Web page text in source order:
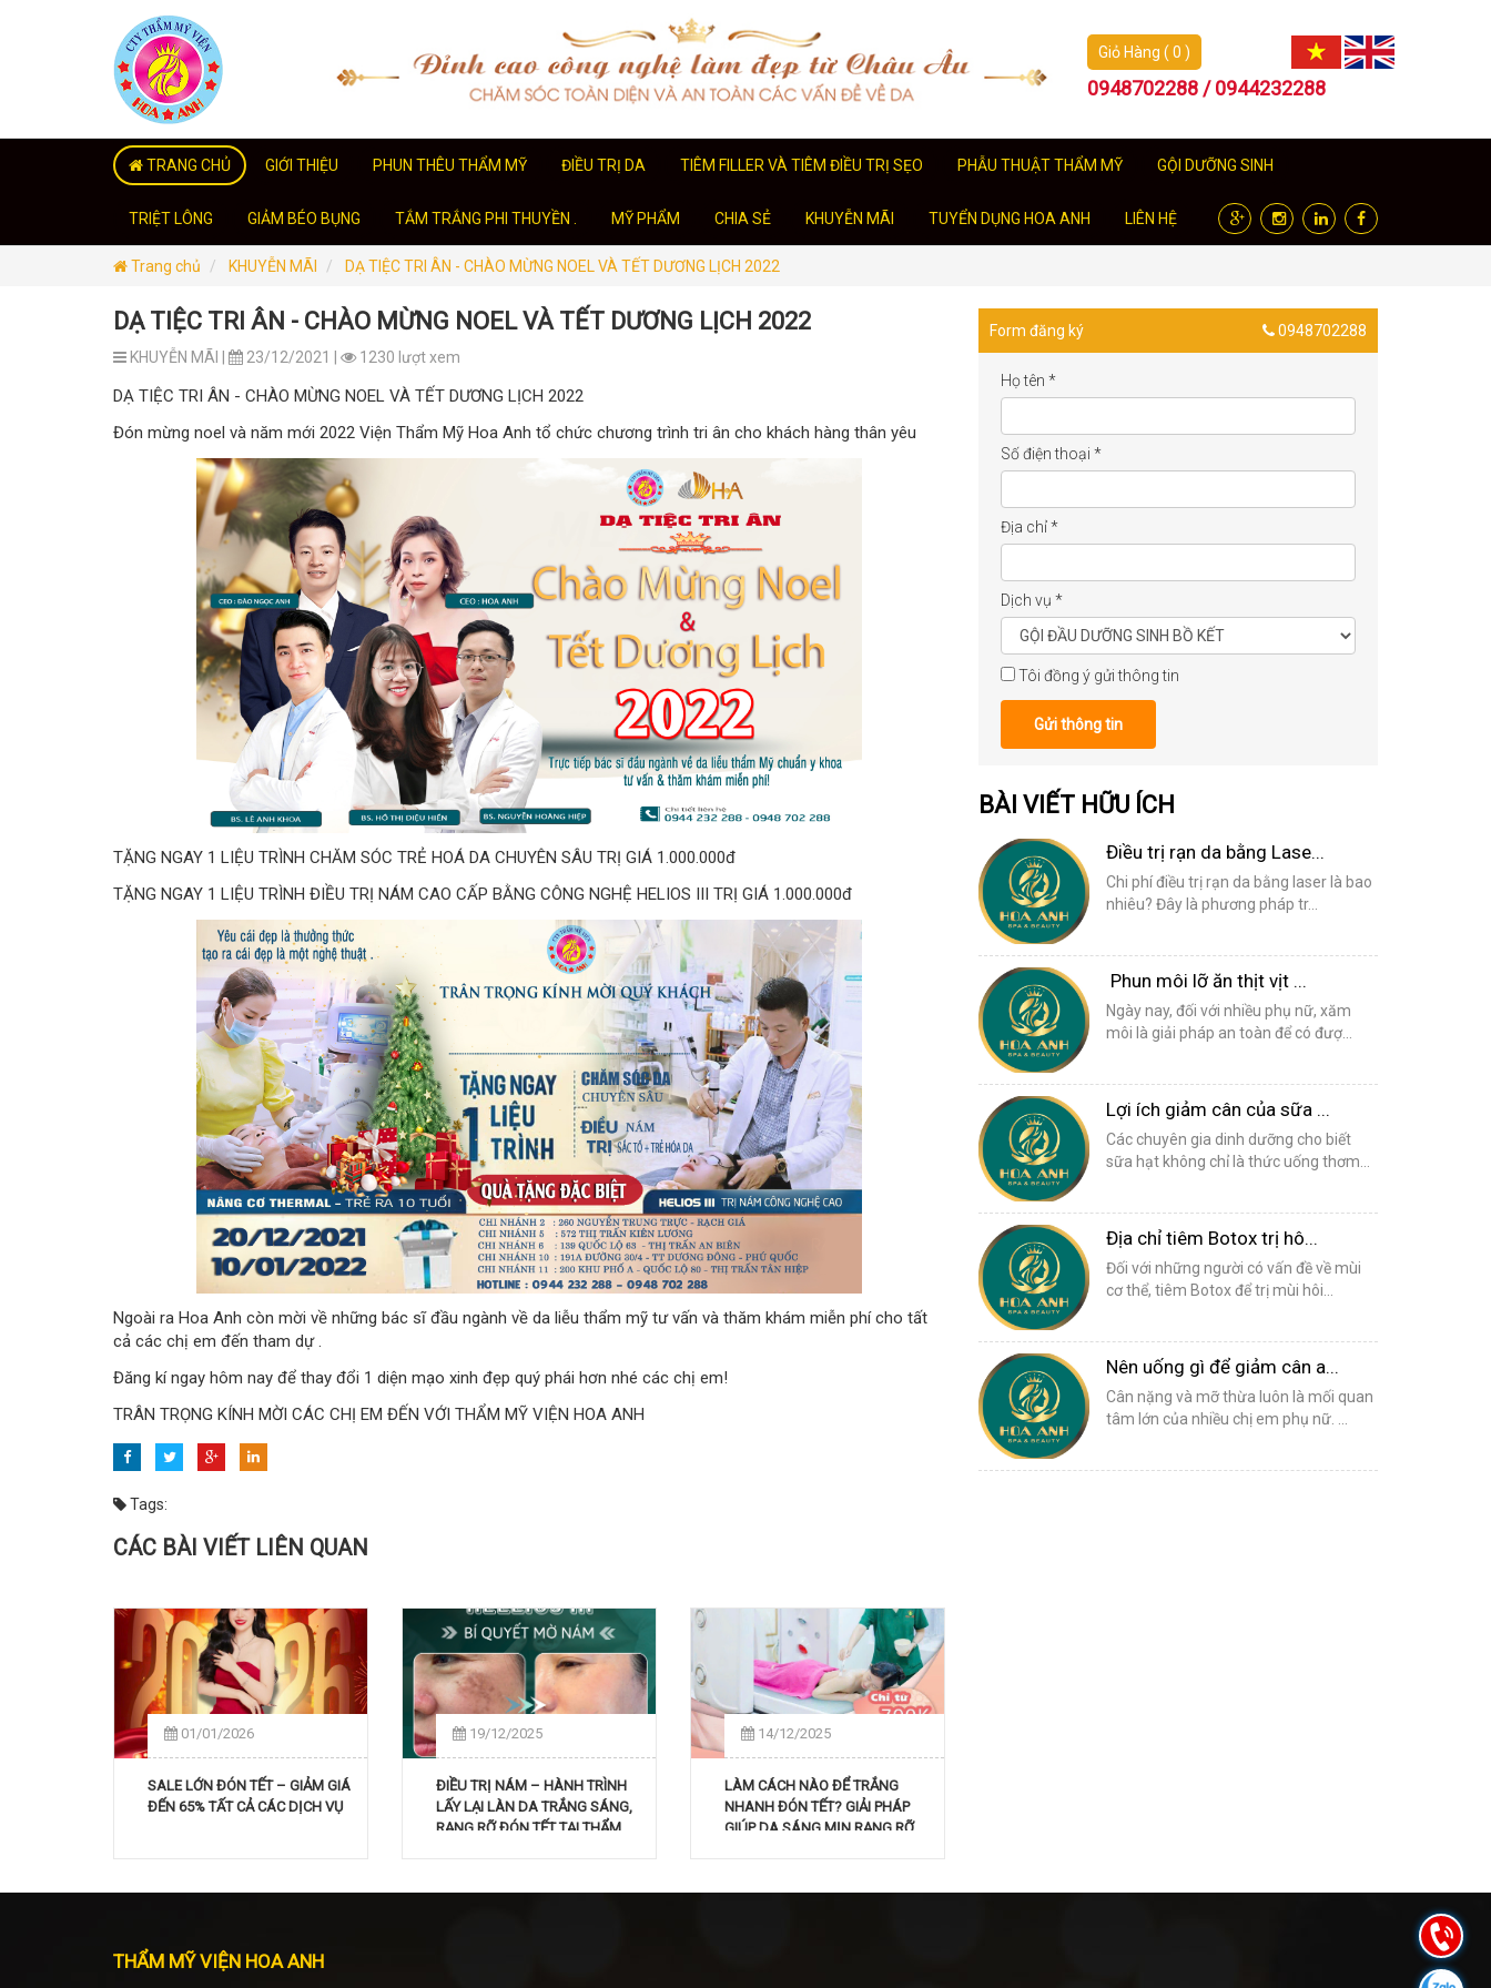
Giỏ Hàng ( 0 )
0948702288 / 0944232288
TRANG CHỦ GIỚI THIỆU PHUN THÊU THẨM MỸ ĐIỀU TRỊ DA TIÊM FILLER VÀ TIÊM ĐIỀU TRỊ SẸO PHẪU THUẬT THẨM MỸ GỘI DƯỠNG SINH
TRIỆT LÔNG GIẢM BÉO BỤNG TẮM TRẮNG PHI THUYỀN . MỸ PHẨM CHIA SẺ KHUYỄN MÃI TUYỂN DỤNG HOA ANH LIÊN HỆ
Trang chủ KHUYỄN MÃI DẠ TIỆC TRI ÂN - CHÀO MỪNG NOEL VÀ TẾT DƯƠNG LỊCH 2022
DẠ TIỆC TRI ÂN - CHÀO MỪNG NOEL VÀ TẾT DƯƠNG LỊCH 2022
KHUYỄN MÃI | 23/12/2021 | 1230 lượt xem
DẠ TIỆC TRI ÂN - CHÀO MỪNG NOEL VÀ TẾT DƯƠNG LỊCH 2022
Đón mừng noel và năm mới 2022 Viện Thẩm Mỹ Hoa Anh tổ chức chương trình tri ân cho khách hàng thân yêu
TẶNG NGAY 1 LIỆU TRÌNH CHĂM SÓC TRẺ HOÁ DA CHUYÊN SÂU TRỊ GIÁ 1.000.000đ
TẶNG NGAY 1 LIỆU TRÌNH ĐIỀU TRỊ NÁM CAO CẤP BẰNG CÔNG NGHỆ HELIOS III TRỊ GIÁ 1.000.000đ
Ngoài ra Hoa Anh còn mời về những bác sĩ đầu ngành về da liễu thẩm mỹ tư vấn và thăm khám miễn phí cho tất
cả các chị em đến tham dự .
Đăng kí ngay hôm nay để thay đổi 1 diện mạo xinh đẹp quý phái hơn nhé các chị em!
TRÂN TRỌNG KÍNH MỜI CÁC CHỊ EM ĐẾN VỚI THẨM MỸ VIỆN HOA ANH
Tags:
CÁC BÀI VIẾT LIÊN QUAN
01/01/2026
SALE LỚN ĐÓN TẾT – GIẢM GIÁ
ĐẾN 65% TẤT CẢ CÁC DỊCH VỤ
19/12/2025
ĐIỀU TRỊ NÁM – HÀNH TRÌNH
LẤY LẠI LÀN DA TRẮNG SÁNG,
RẠNG RỠ ĐÓN TẾT TẠI THẨM
14/12/2025
LÀM CÁCH NÀO ĐỂ TRẮNG
NHANH ĐÓN TẾT? GIẢI PHÁP
GIÚP DA SÁNG MỊN RẠNG RỠ
Form đăng ký 0948702288
Họ tên *
Số điện thoại *
Địa chỉ*
Dịch vụ *
Tôi đồng ý gửi thông tin
Gửi thông tin
BÀI VIẾT HỮU ÍCH
Điều trị rạn da bằng Lase...
Chi phí điều trị rạn da bằng laser là bao
nhiêu? Đây là phương pháp tr...
Phun môi lỡ ăn thịt vịt ...
Ngày nay, đối với nhiều phụ nữ, xăm
môi là giải pháp an toàn để có đượ...
Lợi ích giảm cân của sữa ...
Các chuyên gia dinh dưỡng cho biết
sữa hạt không chỉ là thức uống thơm...
Địa chỉ tiêm Botox trị hô...
Đối với những người có vấn đề về mùi
cơ thể, tiêm Botox để trị mùi hôi...
Nên uống gì để giảm cân a...
Cân nặng và mỡ thừa luôn là mối quan
tâm lớn của nhiều chị em phụ nữ. ...
THẨM MỸ VIỆN HOA ANH